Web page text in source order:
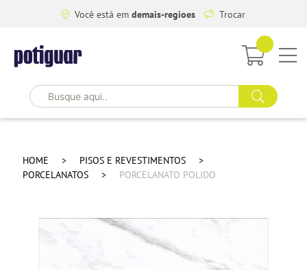
Você está em demais-regioes Trocar
HOME
PISOS E REVESTIMENTOS
PORCELANATOS
PORCELANATO POLIDO